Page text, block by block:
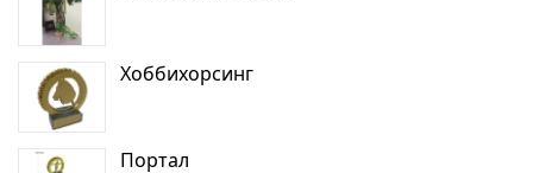
Хоббихорсинг
Портал